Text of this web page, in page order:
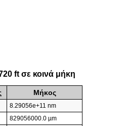
ft σε κοινά μήκη
Μήκος
8.29056e+11 nm
829056000.0 µm